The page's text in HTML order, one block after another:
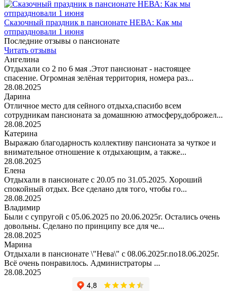
Сказочный праздник в пансионате НЕВА: Как мы
отпраздновали 1 июня
Последние отзывы о пансионате
Читать отзывы
Ангелина
Отдыхали со 2 по 6 мая .Этот пансионат - настоящее
спасение. Огромная зелёная территория, номера раз...
28.08.2025
Дарина
Отличное место для сейного отдыха,спасибо всем
сотрудникам пансионата за домашнюю атмосферу,доброжел...
28.08.2025
Катерина
Выражаю благодарность коллективу пансионата за чуткое и
внимательное отношение к отдыхающим, а также...
28.08.2025
Елена
Отдыхали в пансионате с 20.05 по 31.05.2025. Хороший
спокойный отдых. Все сделано для того, чтобы го...
28.08.2025
Владимир
Были с супругой с 05.06.2025 по 20.06.2025г. Остались очень
довольны. Сделано по принципу все для че...
28.08.2025
Марина
Отдыхали в пансионате \"Нева\" с 08.06.2025г.по18.06.2025г.
Всё очень понравилось. Администраторы ...
28.08.2025